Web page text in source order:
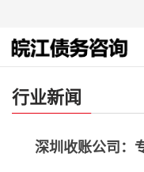
行业新闻
深圳收账公司：